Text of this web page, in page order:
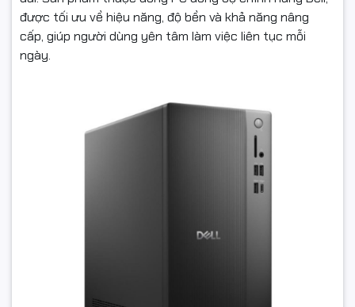
được tối ưu về hiệu năng, độ bền và khả năng nâng
cấp, giúp người dùng yên tâm làm việc liên tục mỗi
ngày.